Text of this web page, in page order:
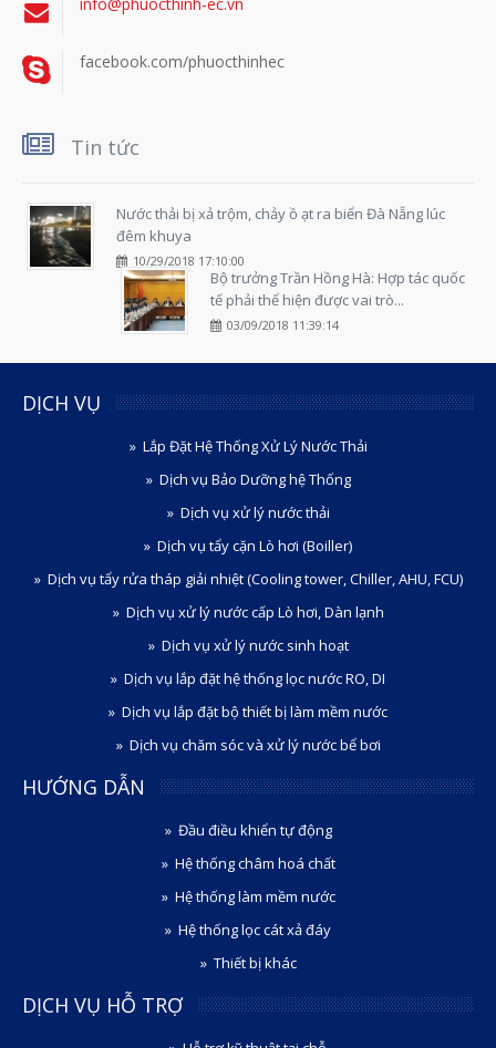
facebook.com/phuocthinhec
Tin tức
Nước thải bị xả trộm, chảy ồ ạt ra biển Đà Nẵng lúc
đêm khuya
10/29/2018 17:10:00
Bộ trưởng Trần Hồng Hà: Hợp tác quốc
tế phải thể hiện được vai trò...
03/09/2018 11:39:14
DỊCH VỤ
Lắp Đặt Hệ Thống Xử Lý Nước Thải
Dịch vụ Bảo Dưỡng hệ Thống
Dịch vụ xử lý nước thải
Dịch vụ tẩy cặn Lò hơi (Boiller)
Dịch vụ tẩy rửa tháp giải nhiệt (Cooling tower, Chiller, AHU, FCU)
Dịch vụ xử lý nước cấp Lò hơi, Dàn lạnh
Dịch vụ xử lý nước sinh hoạt
Dịch vụ lắp đặt hệ thống lọc nước RO, DI
Dịch vụ lắp đặt bộ thiết bị làm mềm nước
Dịch vụ chăm sóc và xử lý nước bể bơi
HƯỚNG DẪN
Đầu điều khiển tự động
Hệ thống châm hoá chất
Hệ thống làm mềm nước
Hệ thống lọc cát xả đáy
Thiết bị khác
DỊCH VỤ HỖ TRỢ